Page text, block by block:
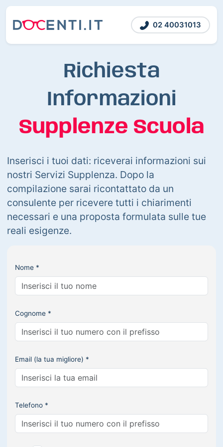
02 40031013
Richiesta
Informazioni
Supplenze Scuola
Inserisci i tuoi dati: riceverai informazioni sui
nostri Servizi Supplenza. Dopo la
compilazione sarai ricontattato da un
consulente per ricevere tutti i chiarimenti
necessari e una proposta formulata sulle tue
reali esigenze.
Nome *
Cognome *
Email (la tua migliore) *
Telefono *